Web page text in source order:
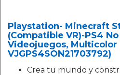
Playstation- Minecraft
(Compatible VR)-PS4
Videojuegos, Multicolor
VJGPS4SON21703792)
Crea tu mundo y